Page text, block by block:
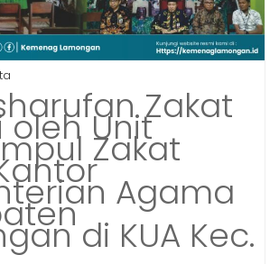
Zakat
oleh Unit
Zakat
Agama
di KUA Kec.